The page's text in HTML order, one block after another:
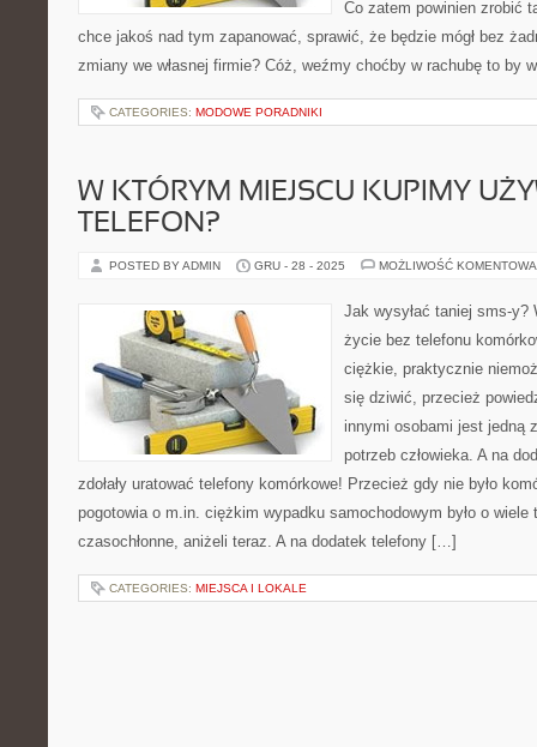
Co zatem powinien zrobić
chce jakoś nad tym zapanować, sprawić, że będzie mógł bez
zmiany we własnej firmie? Cóż, weźmy choćby w rachubę to by
CATEGORIES: MODOWE PORADNIKI
W KTÓRYM MIEJSCU KUPIMY
TELEFON?
POSTED BY ADMIN GRU - 28 - 2025 MOŻLIWOŚĆ
Jak wysyłać taniej sms-
życie bez telefonu
ciężkie, praktycznie
się dziwić, przecież
innymi osobami jest jedną
potrzeb człowieka. A na
zdołały uratować telefony komórkowe! Przecież gdy nie było
pogotowia o m.in. ciężkim wypadku samochodowym było o wiele
czasochłonne, aniżeli teraz. A na dodatek telefony […]
CATEGORIES: MIEJSCA I LOKALE